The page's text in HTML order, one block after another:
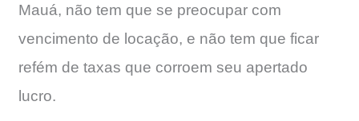
Mauá, não tem que se preocupar com
vencimento de locação, e não tem que ficar
refém de taxas que corroem seu apertado
lucro.